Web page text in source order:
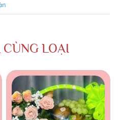
CÙNG LOẠI